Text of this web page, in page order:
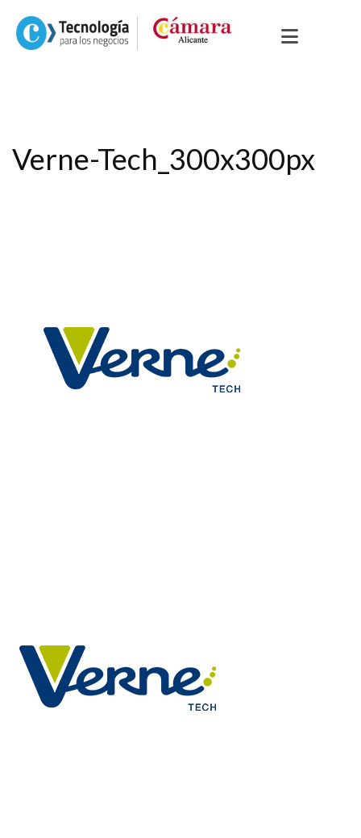
Verne-Tech_300x300px